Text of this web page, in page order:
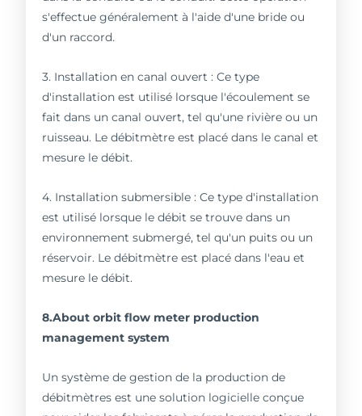
s'effectue généralement à l'aide d'une bride ou
d'un raccord.
3. Installation en canal ouvert : Ce type
d'installation est utilisé lorsque l'écoulement se
fait dans un canal ouvert, tel qu'une rivière ou un
ruisseau. Le débitmètre est placé dans le canal et
mesure le débit.
4. Installation submersible : Ce type d'installation
est utilisé lorsque le débit se trouve dans un
environnement submergé, tel qu'un puits ou un
réservoir. Le débitmètre est placé dans l'eau et
mesure le débit.
8.About orbit flow meter production
management system
Un système de gestion de la production de
débitmètres est une solution logicielle conçue